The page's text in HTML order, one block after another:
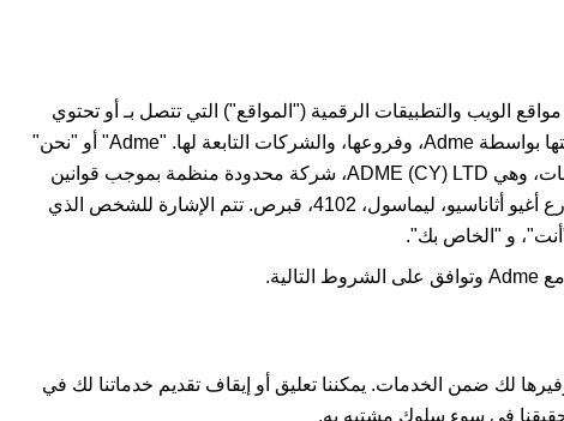
الويب والتطبيقات الرقمية ("المواقع") التي تتصل بـ أو تحتوي
بواسطة Adme، وفروعها، والشركات التابعة لها. "Adme" أو "نحن"
وهي ADME (CY) LTD، شركة محدودة منظمة بموجب قوانين
قبرص، وتوجد في عنوان مكتب 101، 62 شارع أغيو أثاناسيو، ليماسول، 4102، قبرص. تتم الإشارة للشخص الذي
و "الخاص بك".
Adme وتوافق على الشروط التالية.
لك ضمن الخدمات. يمكننا تعليق أو إيقاف تقديم خدماتنا لك في
في سوء سلوك مشتبه به.